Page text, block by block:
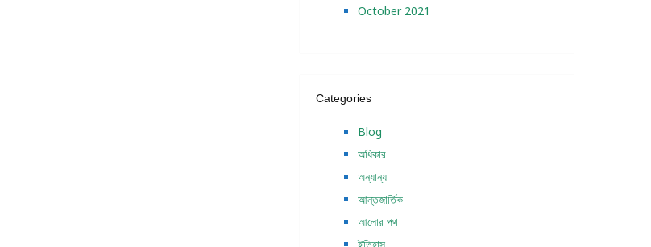
October 2021
Categories
Blog
অধিকার
অন্যান্য
আন্তজার্তিক
আলোর পথ